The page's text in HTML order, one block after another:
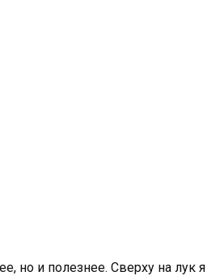
но и полезнее. Сверху на лук я